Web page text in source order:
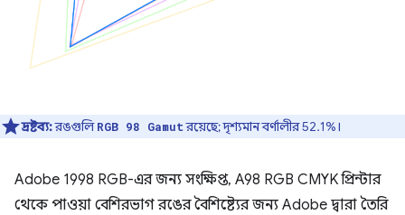
দ্রষ্টব্য:রঙগুলিRGB 98 Gamutরয়েছে; দৃশ্যমান বর্ণালীর 52.1%।
Adobe 1998 RGB-এর জন্য সংক্ষিপ্ত, A98 RGB CMYK প্রিন্টার
থেকে পাওয়া বেশিরভাগ রঙের বৈশিষ্ট্যের জন্য Adobe দ্বারা তৈরি